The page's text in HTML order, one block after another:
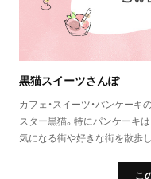
黒猫スイーツさんぽ
カフェ・スイーツ・パンケー
スター黒猫。特にパンケーキ
気になる街や好きな街を散歩
こ